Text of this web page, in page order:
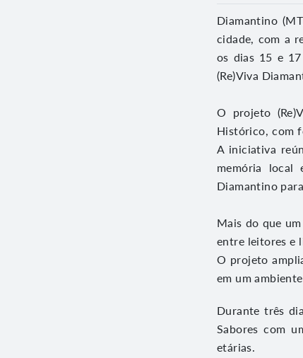
Diamantino
cidade, com a
os dias 15 e
(Re)Viva
O projeto
Histórico, com
A iniciativa
memória local
Diamantino
Mais do que
entre leitores e
O projeto
em um
Durante três
Sabores com
etárias.